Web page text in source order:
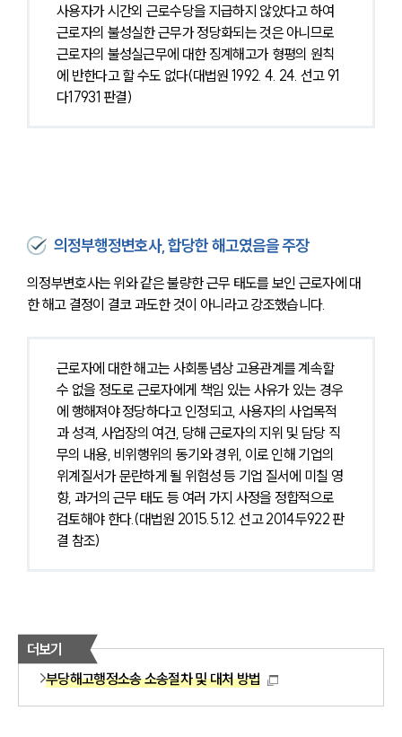
센터소개
사용자가 시간외 근로수당을 지급하지 않았다고 하여
근로자의 불성실한 근무가 정당화되는 것은 아니므로
근로자의 불성실근무에 대한 징계해고가 형평의 원칙
에 반한다고 할 수도 없다(대법원 1992. 4. 24. 선고 91
다17931 판결)
의정부행정변호사, 합당한 해고였음을 주장
의정부변호사는 위와 같은 불량한 근무 태도를 보인 근로자에 대
한 해고 결정이 결코 과도한 것이 아니라고 강조했습니다.
근로자에 대한 해고는 사회통념상 고용관계를 계속할
수 없을 정도로 근로자에게 책임 있는 사유가 있는 경우
에 행해져야 정당하다고 인정되고, 사용자의 사업목적
과 성격, 사업장의 여건, 당해 근로자의 지위 및 담당 직
무의 내용, 비위행위의 동기와 경위, 이로 인해 기업의
위계질서가 문란하게 될 위험성 등 기업 질서에 미칠 영
향, 과거의 근무 태도 등 여러 가지 사정을 정합적으로
검토해야 한다.(대법원 2015.5.12. 선고 2014두922 판
결 참조)
더보기
부당해고행정소송 소송절차 및 대처 방법